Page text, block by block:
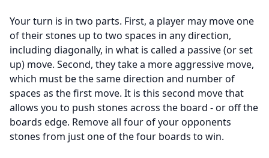
Your turn is in two parts. First, a player may move one
of their stones up to two spaces in any direction,
including diagonally, in what is called a passive (or set
up) move. Second, they take a more aggressive move,
which must be the same direction and number of
spaces as the first move. It is this second move that
allows you to push stones across the board - or off the
boards edge. Remove all four of your opponents
stones from just one of the four boards to win.